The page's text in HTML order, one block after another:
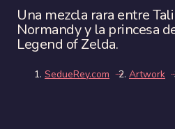
Una mezcla rara entre
Normandy y la princesa
Legend of Zelda.
SedueRey.com Artwork